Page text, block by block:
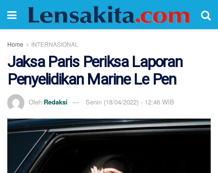
Home INTERNASIONAL
Jaksa Paris Periksa Laporan
Penyelidikan Marine Le Pen
Oleh Redaksi Senin (18/04/2022) - 12:46 WIB